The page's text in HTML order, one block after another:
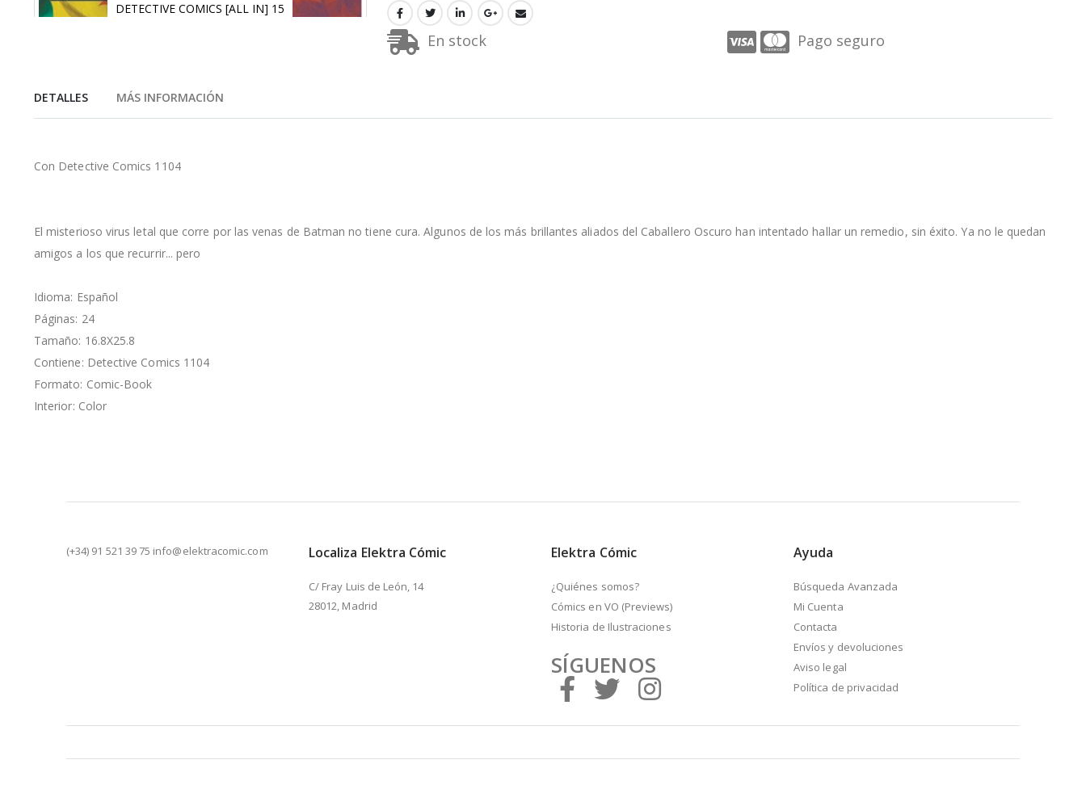
DETECTIVE COMICS [ALL IN] 15
galería
de
En stock Pago seguro
DETALLES
Con Detective Comics 1104
El misterioso virus letal que corre por las venas de Batman no tiene cura. Algunos de los más brillantes aliados del Caballero Oscuro han intentado hallar un remedio, sin éxito. Ya no le quedan
amigos a los que recurrir... pero
Idioma: Español
Páginas: 24
Tamaño: 16.8X25.8
Contiene: Detective Comics 1104
Formato: Comic-Book
Interior: Color
MÁS INFORMACIÓN
(+34) 91 521 39 75 info@elektracomic.com Localiza Elektra Cómic
C/ Fray Luis de León, 14
28012, Madrid
Elektra Cómic
¿Quiénes somos?
Cómics en VO (Previews)
Historia de Ilustraciones
SÍGUENOS
Ayuda
Búsqueda Avanzada
Mi Cuenta
Contacta
Envíos y devoluciones
Aviso legal
Política de privacidad